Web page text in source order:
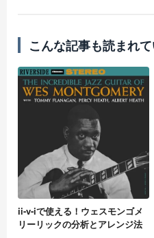
こんな記事も読まれ
ii-v-iで使える！ウェスモンゴメ
リーリックの分析とアレンジ法